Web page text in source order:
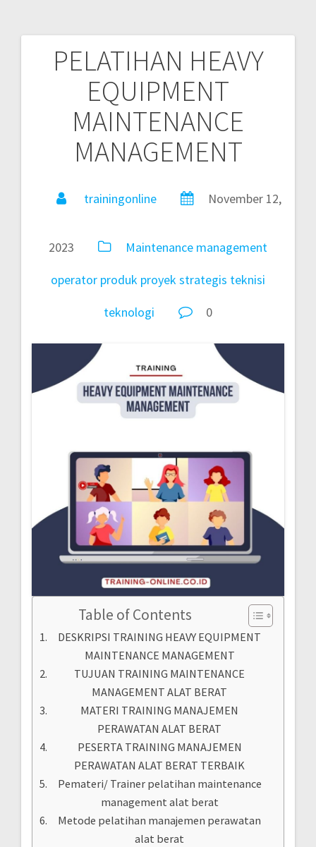
PELATIHAN HEAVY
EQUIPMENT
MAINTENANCE
MANAGEMENT
trainingonline November 12,
2023 Maintenance management
operator produk proyekstrategis teknisi
teknologi
0
Table of Contents
DESKRIPSI TRAINING HEAVY EQUIPMENT
MAINTENANCE MANAGEMENT
TUJUAN TRAINING MAINTENANCE
MANAGEMENT ALAT BERAT
MATERI TRAINING MANAJEMEN
PERAWATAN ALAT BERAT
PESERTA TRAINING MANAJEMEN
PERAWATAN ALAT BERAT TERBAIK
Pemateri/ Trainer pelatihan maintenance
management alat berat
Metode pelatihan manajemen perawatan
alat berat